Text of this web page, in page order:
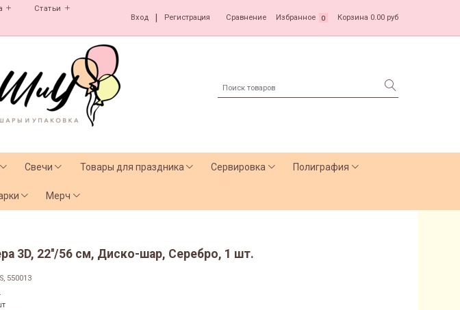
Статьи
Вход Регистрация Сравнение Избранное 0 Корзина 0.00 руб
Свечи Товары для праздника Сервировка Полиграфия
Мерч
3D, 22''/56 см, Диско-шар, Серебро, 1 шт.
550013